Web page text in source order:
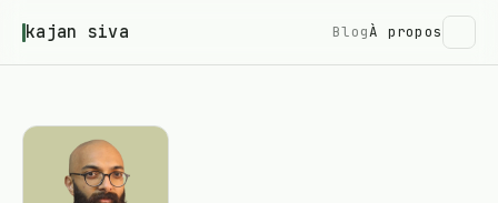
kajan siva BlogÀ propos